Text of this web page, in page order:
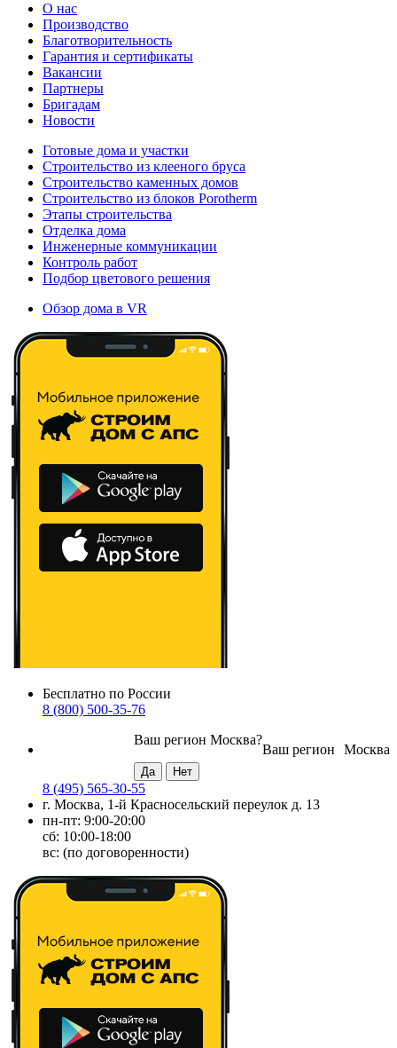
О нас
Производство
Благотворительность
Гарантия и сертификаты
Вакансии
Партнеры
Бригадам
Новости
Готовые дома и участки
Строительство из клееного бруса
Строительство каменных домов
Строительство из блоков Porotherm
Этапы строительства
Отделка дома
Инженерные коммуникации
Контроль работ
Подбор цветового решения
Обзор дома в VR
Бесплатно по России
8 (800) 500-35-76
Москва
Ваш регион
Ваш регион Москва?
8 (495) 565-30-55
г. Москва, 1-й Красносельский переулок д. 13
пн-пт: 9:00-20:00
сб: 10:00-18:00
вс: (по договоренности)